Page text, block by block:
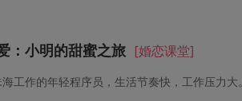
：小明的甜蜜之旅 [婚恋课堂]